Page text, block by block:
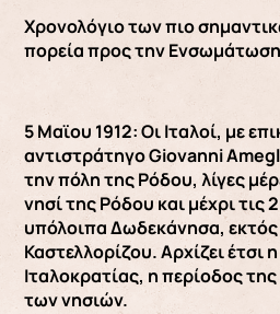
Χρονολόγιο των πιο
πορεία προς την
5 Μαϊου 1912: Οι Ιταλοί, με
αντιστράτηγο Giovanni
την πόλη της Ρόδου, λίγες
νησί της Ρόδου και μέχρι τις
υπόλοιπα Δωδεκάνησα, εκτός
Καστελλορίζου. Αρχίζει
Ιταλοκρατίας, η περίοδος
των νησιών.